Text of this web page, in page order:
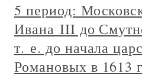
5 период:
Ивана III до
т. е. до начала
Романовых в 1613